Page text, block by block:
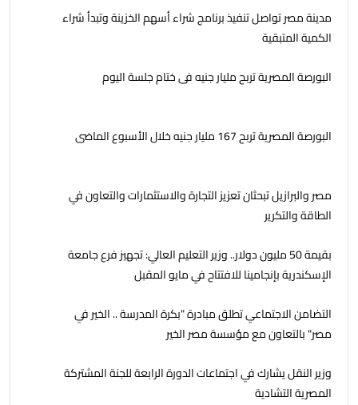
مدينة مصر تواصل تنفيذ برنامج شراء أسهم الخزينة وتبدأ شراء
الكمية المتبقية
البورصة المصرية تربح مليار جنيه فى ختام جلسة اليوم
البورصة المصرية تربح 167 مليار جنيه خلال الأسبوع الماضى
مصر والبرازيل تبحثان تعزيز التجارة والاستثمارات والتعاون في
الطاقة والتكرير
بقيمة 50 مليون دولار.. وزير التعليم العالي: تجهيز فرع جامعة
الإسكندرية بإنجامينا للافتتاح في مايو المقبل
التضامن الاجتماعي تطلق مبادرة "بكرة المدرسة .. الخير في
مصر" بالتعاون مع مؤسسة مصر الخير
وزير النقل يشارك في اجتماعات الدورة الرابعة للجنة المشتركة
المصرية التشادية